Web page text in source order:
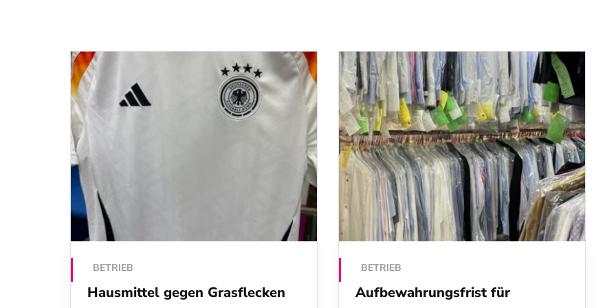
BETRIEB
Hausmittel gegen Grasflecken
BETRIEB
Aufbewahrungsfrist für